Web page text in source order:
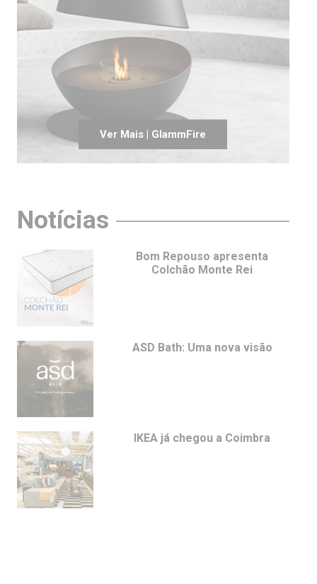
Ver Mais | GlammFire
Notícias
Bom Repouso apresenta
Colchão Monte Rei
ASD Bath: Uma nova visão
IKEA já chegou a Coimbra